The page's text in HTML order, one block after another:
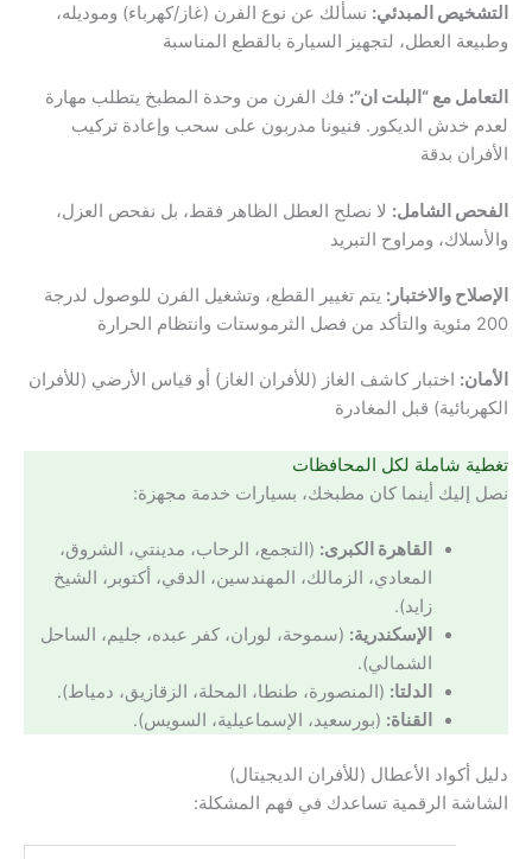
التشخيص المبدئي: نسألك عن نوع الفرن (غاز/كهرباء) وموديله،
وطبيعة العطل، لتجهيز السيارة بالقطع المناسبة
التعامل مع “البلت ان”: فك الفرن من وحدة المطبخ يتطلب مهارة
لعدم خدش الديكور. فنيونا مدربون على سحب وإعادة تركيب
الأفران بدقة
الفحص الشامل: لا نصلح العطل الظاهر فقط، بل نفحص العزل،
والأسلاك، ومراوح التبريد
الإصلاح والاختبار: يتم تغيير القطع، وتشغيل الفرن للوصول لدرجة
200 مئوية والتأكد من فصل الثرموستات وانتظام الحرارة
الأمان: اختبار كاشف الغاز (للأفران الغاز) أو قياس الأرضي (للأفران
الكهربائية) قبل المغادرة
تغطية شاملة لكل المحافظات
نصل إليك أينما كان مطبخك، بسيارات خدمة مجهزة:
القاهرة الكبرى: (التجمع، الرحاب، مدينتي، الشروق،
المعادي، الزمالك، المهندسين، الدقي، أكتوبر، الشيخ
زايد).
الإسكندرية: (سموحة، لوران، كفر عبده، جليم، الساحل
الشمالي).
الدلتا: (المنصورة، طنطا، المحلة، الزقازيق، دمياط).
القناة: (بورسعيد، الإسماعيلية، السويس).
دليل أكواد الأعطال (للأفران الديجيتال)
الشاشة الرقمية تساعدك في فهم المشكلة: